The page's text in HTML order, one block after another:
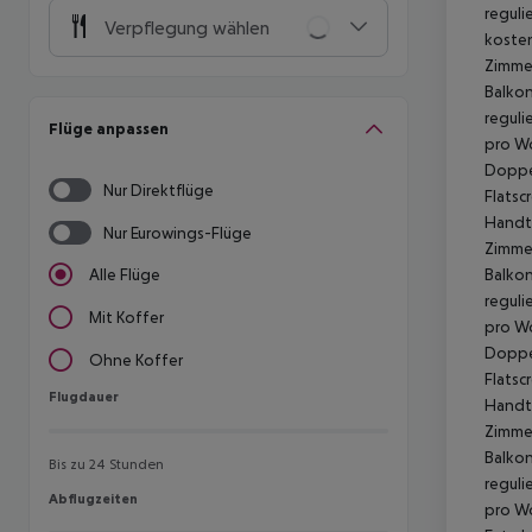
Verpflegung wählen
Flüge anpassen
Nur Direktflüge
Nur Eurowings-Flüge
Alle Flüge
Mit Koffer
Ohne Koffer
Flugdauer
Flugdauer
Bis zu 24 Stunden
Abflugzeiten
Abflugzeiten
pro
pro
pro